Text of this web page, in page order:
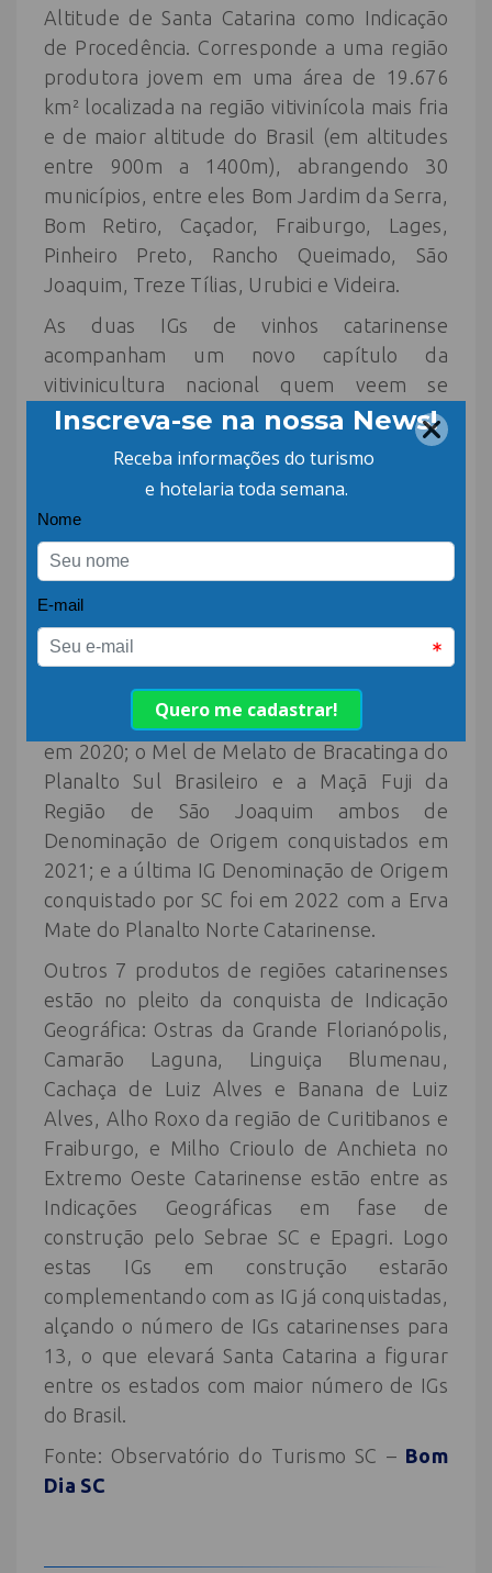
Altitude de Santa Catarina como Indicação
de Procedência. Corresponde a uma região
produtora jovem em uma área de 19.676
km² localizada na região vitivinícola mais fria
e de maior altitude do Brasil (em altitudes
entre 900m a 1400m), abrangendo 30
municípios, entre eles Bom Jardim da Serra,
Bom Retiro, Caçador, Fraiburgo, Lages,
Pinheiro Preto, Rancho Queimado, São
Joaquim, Treze Tílias, Urubici e Videira.
As duas IGs de vinhos catarinense
acompanham um novo capítulo da
vitivinicultura nacional quem veem se
estabelecendo principalmente no Sul do
Brasil, garantindo uma produção muito
especializada com altíssimos requisitos de
Além da IG para vinhos e espumantes de
Uva Goethe e para os Vinhos de Altitude, o
estado conta ainda com mais 5 IGs: a Banana
da Região de Corupá de Denominação de
Origem adquirida em 2018; o queijo
artesanal serrano Campos de Cima da Serra
de Denominação de Origem conquistado
em 2020; o Mel de Melato de Bracatinga do
Planalto Sul Brasileiro e a Maçã Fuji da
Região de São Joaquim ambos de
Denominação de Origem conquistados em
2021; e a última IG Denominação de Origem
conquistado por SC foi em 2022 com a Erva
Mate do Planalto Norte Catarinense.
Outros 7 produtos de regiões catarinenses
estão no pleito da conquista de Indicação
Geográfica: Ostras da Grande Florianópolis,
Camarão Laguna, Linguiça Blumenau,
Cachaça de Luiz Alves e Banana de Luiz
Alves, Alho Roxo da região de Curitibanos e
Fraiburgo, e Milho Crioulo de Anchieta no
Extremo Oeste Catarinense estão entre as
Indicações Geográficas em fase de
construção pelo Sebrae SC e Epagri. Logo
estas IGs em construção estarão
complementando com as IG já conquistadas,
alçando o número de IGs catarinenses para
13, o que elevará Santa Catarina a figurar
entre os estados com maior número de IGs
do Brasil.
Fonte: Observatório do Turismo SC – Bom
Dia SC